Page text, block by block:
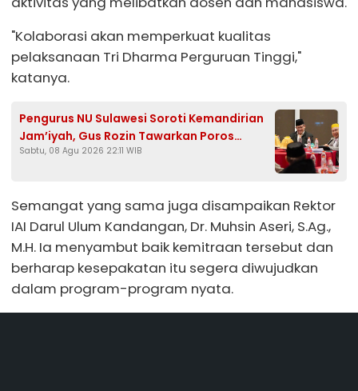
"Kolaborasi akan memperkuat kualitas
pelaksanaan Tri Dharma Perguruan Tinggi,"
katanya.
Pengurus NU Sulawesi Soroti Kemandirian
Jam’iyah, Gus Rozin Tawarkan Poros
Tengah hingga Penguatan Pesantren
Sabtu, 08 Agu 2026 22:11 WIB
Semangat yang sama juga disampaikan Rektor
IAI Darul Ulum Kandangan, Dr. Muhsin Aseri, S.Ag.,
M.H. Ia menyambut baik kemitraan tersebut dan
berharap kesepakatan itu segera diwujudkan
dalam program-program nyata.